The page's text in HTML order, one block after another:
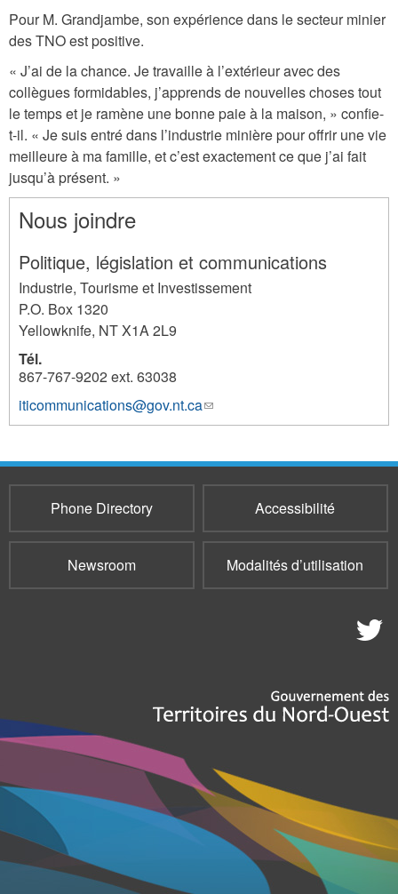
Pour M. Grandjambe, son expérience dans le secteur minier
des TNO est positive.
« J’ai de la chance. Je travaille à l’extérieur avec des
collègues formidables, j’apprends de nouvelles choses tout
le temps et je ramène une bonne paie à la maison, » confie-
t-il. « Je suis entré dans l’industrie minière pour offrir une vie
meilleure à ma famille, et c’est exactement ce que j’ai fait
jusqu’à présent. »
Nous joindre
Politique, législation et communications
Industrie, Tourisme et Investissement
P.O. Box 1320
Yellowknife, NTX1A 2L9
Tél.
867-767-9202 ext. 63038
iticommunications@gov.nt.ca(link
sends
mail)
1267
Phone Directory Accessibilité
Newsroom Modalités d’utilisation